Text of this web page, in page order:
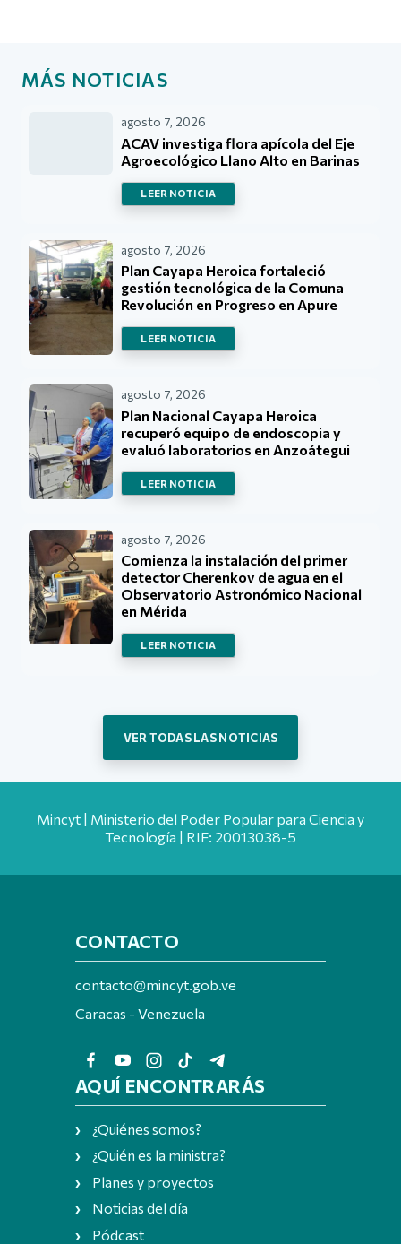
MÁS NOTICIAS
agosto 7, 2026
ACAV investiga flora apícola del Eje
Agroecológico Llano Alto en Barinas
LEER NOTICIA
agosto 7, 2026
Plan Cayapa Heroica fortaleció
gestión tecnológica de la Comuna
Revolución en Progreso en Apure
LEER NOTICIA
agosto 7, 2026
Plan Nacional Cayapa Heroica
recuperó equipo de endoscopia y
evaluó laboratorios en Anzoátegui
LEER NOTICIA
agosto 7, 2026
Comienza la instalación del primer
detector Cherenkov de agua en el
Observatorio Astronómico Nacional
en Mérida
LEER NOTICIA
VER TODAS LAS NOTICIAS
Mincyt | Ministerio del Poder Popular para Ciencia y
Tecnología | RIF: 20013038-5
CONTACTO
contacto@mincyt.gob.ve
Caracas - Venezuela
AQUÍ ENCONTRARÁS
¿Quiénes somos?
¿Quién es la ministra?
Planes y proyectos
Noticias del día
Pódcast